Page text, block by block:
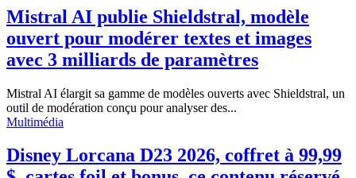
Mistral AI publie Shieldstral, modèle
ouvert pour modérer textes et images
avec 3 milliards de paramètres
Mistral AI élargit sa gamme de modèles ouverts avec Shieldstral, un
outil de modération conçu pour analyser des...
Multimédia
Disney Lorcana D23 2026, coffret à 99,99